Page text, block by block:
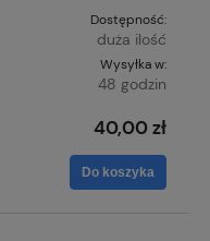
Dostępność:
duża ilość
Wysyłka w:
48 godzin
40,00 zł
Do koszyka